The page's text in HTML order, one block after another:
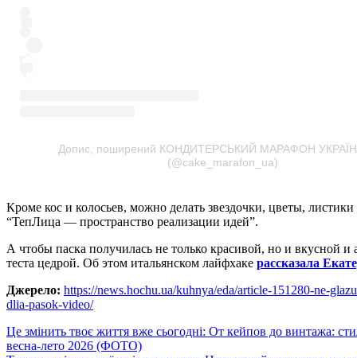
Допис, поширений КОНДИТЕРСЬКИЙ МАРАФОН
(@cake_marafon_ua)
Кроме кос и колосьев, можно делать звездочки, цветы,
“ТепЛица — пространство реализации идей”.
А чтобы паска получилась не только красивой, но и вкусной и
теста цедрой. Об этом итальянском лайфхаке рассказала
Джерело: https://news.hochu.ua/kuhnya/eda/article-151280-ne-
dlia-pasok-video/
Навигация
Це змінить твоє життя вже сьогодні: От кейпов до винтажа:
весна-лето 2026 (ФОТО)